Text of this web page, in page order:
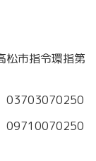
市指令環指第
03703070250
09710070250